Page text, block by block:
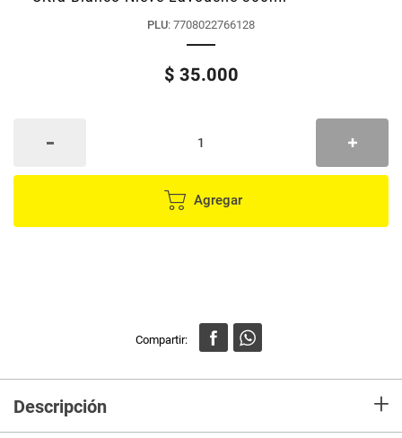
PLU: 7708022766128
$ 35.000
Agregar
Descripción +